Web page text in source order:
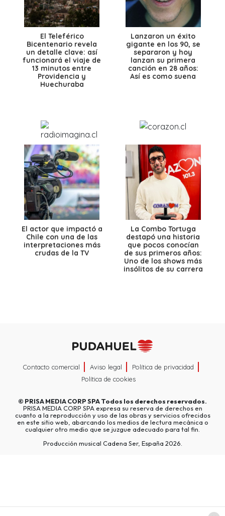
El Teleférico
Bicentenario revela
un detalle clave: así
funcionará el viaje de
13 minutos entre
Providencia y
Huechuraba
Lanzaron un éxito
gigante en los 90, se
separaron y hoy
lanzan su primera
canción en 28 años:
Así es como suena
El actor que impactó a
Chile con una de las
interpretaciones más
crudas de la TV
La Combo Tortuga
destapó una historia
que pocos conocían
de sus primeros años:
Uno de los shows más
insólitos de su carrera
Contacto comercial Aviso legal
Política de privacidad
Política de cookies
© PRISA MEDIA CORP SPATodos los derechos reservados.
PRISA MEDIA CORP SPA expresa su reserva de derechos en
cuanto a la reproducción y uso de las obras y servicios ofrecidos
en este sitio web, abarcando los medios de lectura mecánica o
cualquier otro medio que se juzgue adecuado para tal fin.
Producción musical Cadena Ser, España 2026.